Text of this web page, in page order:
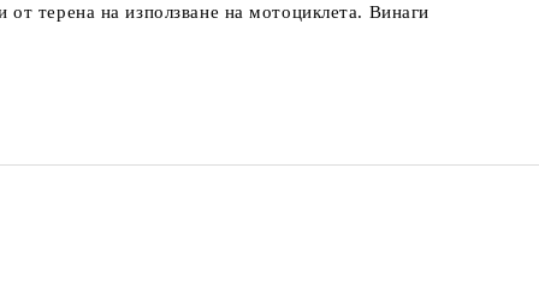
от терена на използване на мотоциклета. Винаги